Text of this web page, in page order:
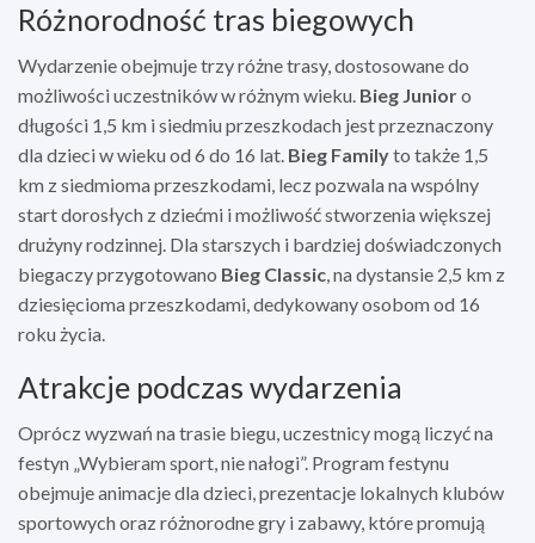
Różnorodność tras biegowych
Wydarzenie obejmuje trzy różne trasy, dostosowane do
możliwości uczestników w różnym wieku. Bieg Junioro
długości 1,5 km i siedmiu przeszkodach jest przeznaczony
dla dzieci w wieku od 6 do 16 lat. Bieg Familyto także 1,5
km z siedmioma przeszkodami, lecz pozwala na wspólny
start dorosłych z dziećmi i możliwość stworzenia większej
drużyny rodzinnej. Dla starszych i bardziej doświadczonych
biegaczy przygotowano Bieg Classic, na dystansie 2,5 km z
dziesięcioma przeszkodami, dedykowany osobom od 16
roku życia.
Atrakcje podczas wydarzenia
Oprócz wyzwań na trasie biegu, uczestnicy mogą liczyć na
festyn „Wybieram sport, nie nałogi”. Program festynu
obejmuje animacje dla dzieci, prezentacje lokalnych klubów
sportowych oraz różnorodne gry i zabawy, które promują